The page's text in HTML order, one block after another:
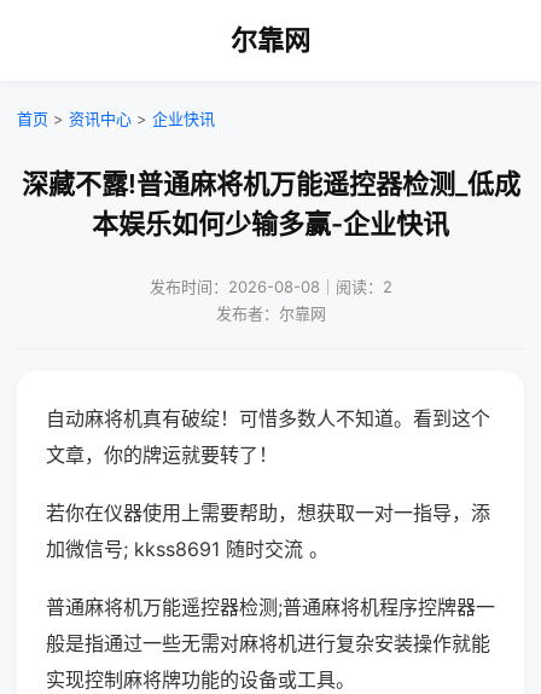
尔靠网
首页 > 资讯中心 > 企业快讯
深藏不露!普通麻将机万能遥控器检测_低成
本娱乐如何少输多赢-企业快讯
发布时间：2026-08-08｜阅读：2
发布者：尔靠网
自动麻将机真有破绽！可惜多数人不知道。看到这个
文章，你的牌运就要转了！
若你在仪器使用上需要帮助，想获取一对一指导，添
加微信号; kkss8691 随时交流 。
普通麻将机万能遥控器检测;普通麻将机程序控牌器一
般是指通过一些无需对麻将机进行复杂安装操作就能
实现控制麻将牌功能的设备或工具。